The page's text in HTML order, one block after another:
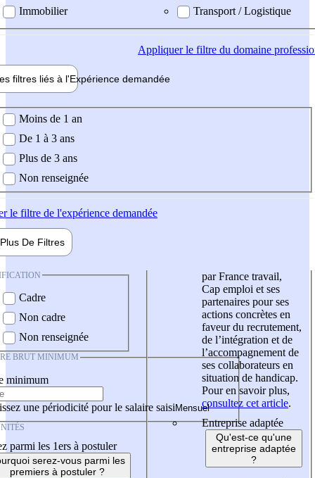
Immobilier
Transport / Logistique
Appliquerle filtre du domaine
filtres liés à l'Expérience demandée
demandée
Moins de 1 an
De 1 à 3 ans
Plus de 3 ans
Non renseignée
le filtre de l'expérience demandée
Plus De Filtres
Cadre
Non cadre
Non renseignée
BRUT MINIMUM
minimum
une périodicité pour le salaire saisi
parmi les 1ers à postuler
serez-vous parmi les
premiers à postuler ?
par France travail,
Cap emploi et ses
partenaires pour ses
actions concrètes en
faveur du recrutement,
de l’intégration et de
l’accompagnement de
ses collaborateurs en
situation de handicap.
Pour en savoir plus,
consultez cet article.
Entreprise adaptée
Qu'est-ce qu'une
entreprise adaptée
?